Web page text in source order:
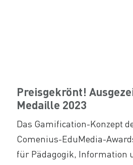
Preisgekrönt!
Medaille 2023
Das Gamification-Konzept
Comenius-EduMedia-
für Pädagogik, Information